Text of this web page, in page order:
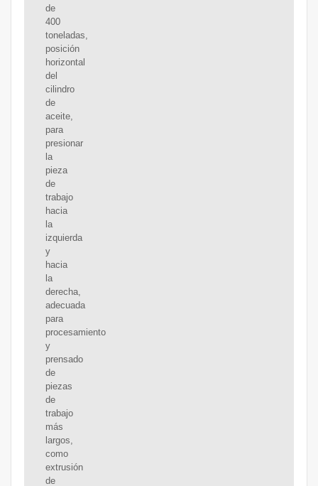
de
400
toneladas,
posición
horizontal
del
cilindro
de
aceite,
para
presionar
la
pieza
de
trabajo
hacia
la
izquierda
y
hacia
la
derecha,
adecuada
para
procesamiento
y
prensado
de
piezas
de
trabajo
más
largos,
como
extrusión
de